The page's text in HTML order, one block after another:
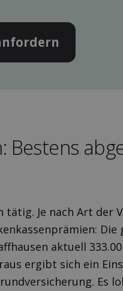
Bestens
tätig. Je nach Art der
Die
aktuell
ergibt sich ein
Es